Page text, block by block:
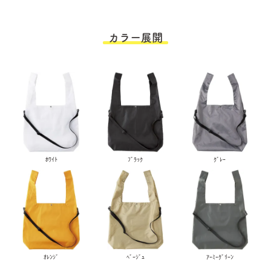
カラー展開
ﾎﾜｲﾄ ﾌﾞﾗｯｸ ｸﾞﾚｰ
ｵﾚﾝｼﾞ ﾍﾞｰｼﾞｭ ｱｰﾐｰｸﾞﾘｰﾝ